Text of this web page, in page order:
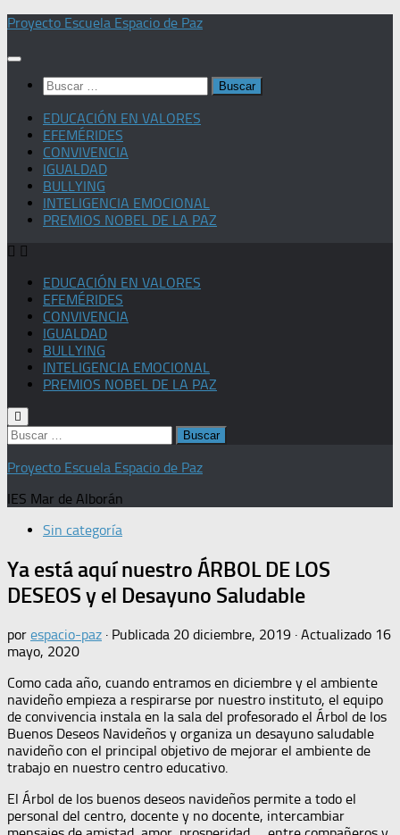
Saltar
contenido
Proyecto Escuela Espacio de Paz
Buscar:
EDUCACIÓN EN VALORES
EFEMÉRIDES
CONVIVENCIA
IGUALDAD
BULLYING
INTELIGENCIA EMOCIONAL
PREMIOS NOBEL DE LA PAZ
EDUCACIÓN EN VALORES
EFEMÉRIDES
CONVIVENCIA
IGUALDAD
BULLYING
INTELIGENCIA EMOCIONAL
PREMIOS NOBEL DE LA PAZ
Buscar:
Proyecto Escuela Espacio de Paz
IES Mar de Alborán
Sin categoría
Ya está aquí nuestro ÁRBOL DE LOS
DESEOS y el Desayuno Saludable
por espacio-paz · Publicada 20 diciembre, 2019 · Actualizado 16
mayo, 2020
Como cada año, cuando entramos en diciembre y el ambiente
navideño empieza a respirarse por nuestro instituto, el equipo
de convivencia instala en la sala del profesorado el Árbol de los
Buenos Deseos Navideños y organiza un desayuno saludable
navideño con el principal objetivo de mejorar el ambiente de
trabajo en nuestro centro educativo.
El Árbol de los buenos deseos navideños permite a todo el
personal del centro, docente y no docente, intercambiar